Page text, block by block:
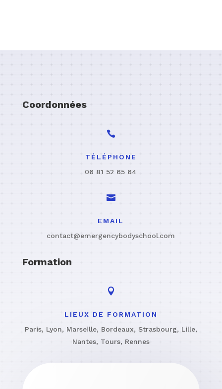
Coordonnées

TÉLÉPHONE
06 81 52 65 64

EMAIL
contact@emergencybodyschool.com
Formation

LIEUX DE FORMATION
Paris, Lyon, Marseille, Bordeaux, Strasbourg, Lille,
Nantes, Tours, Rennes